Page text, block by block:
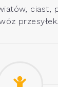
ciast,
przesyłek.